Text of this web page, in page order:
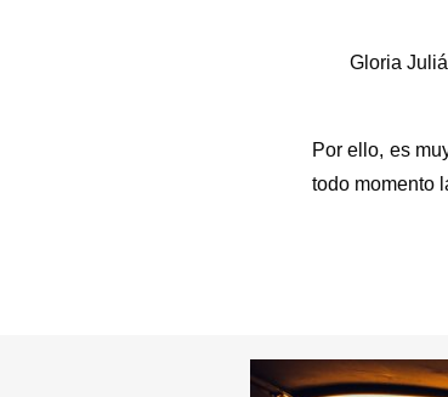
Gloria
Por ello, es
todo momento